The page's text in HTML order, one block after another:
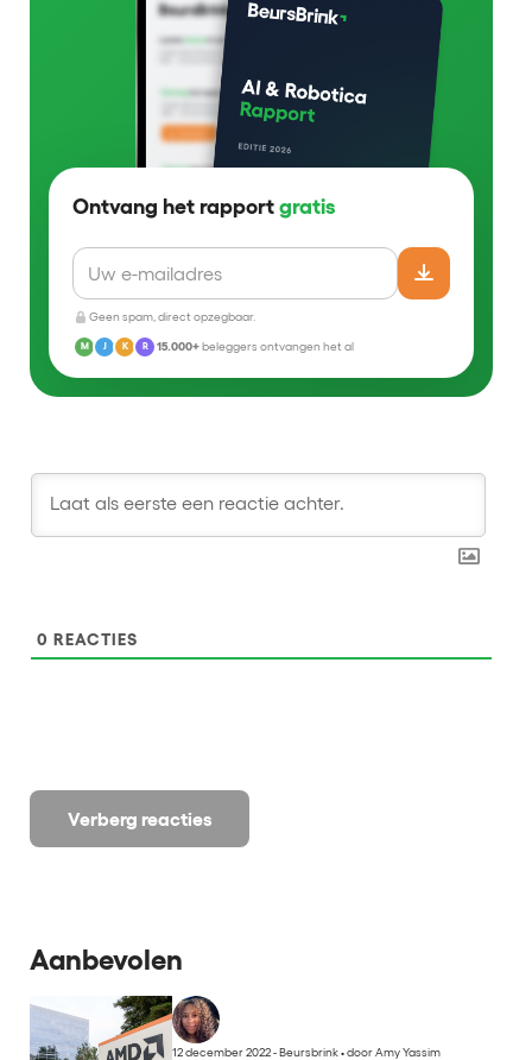
Ontvang het rapport gratis
Geen spam, direct opzegbaar.
M J K R 15.000+beleggers ontvangen het al
Verberg reacties
0 REACTIES
Aanbevolen
12 december 2022 - Beursbrink•door Amy Yassim